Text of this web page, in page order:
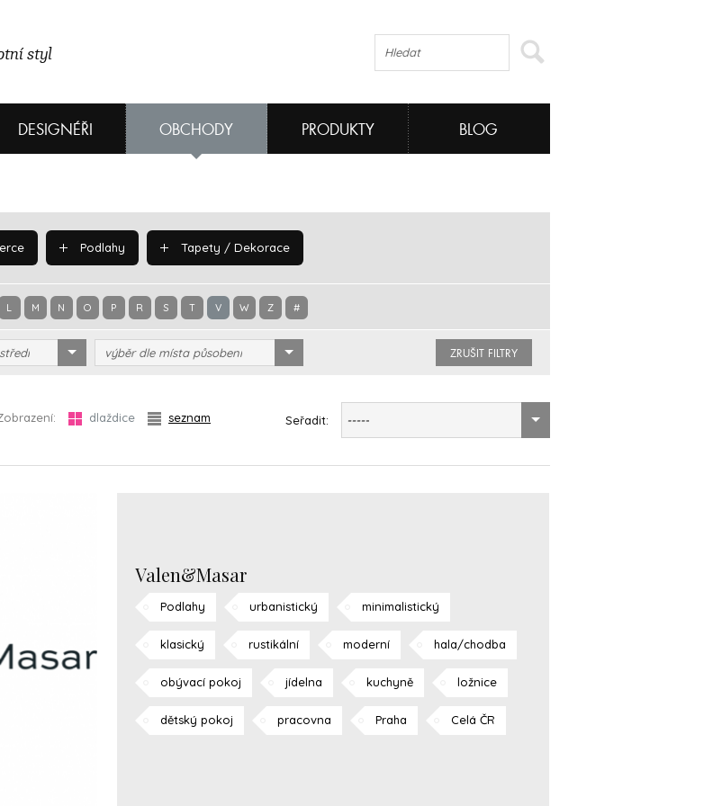
styl
DESIGNÉŘI OBCHODY PRODUKTY BLOG
Podlahy Tapety / Dekorace
L M N O P R S T V W Z #
výběr dle místa působení ZRUŠIT FILTRY
dlaždice seznam Seřadit: -----
Valen&Masar
Podlahy urbanistický minimalistický
klasický rustikální moderní hala/chodba
obývací pokoj jídelna kuchyně ložnice
dětský pokoj pracovna Praha Celá ČR